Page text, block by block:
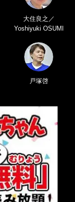
大住良之／
Yoshiyuki OSUMI
戸塚啓